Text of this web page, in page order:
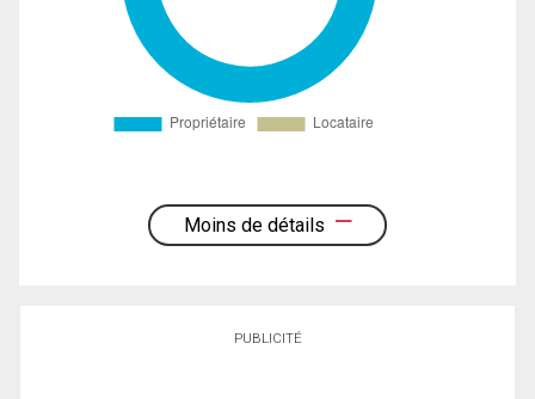
Moins de détails
PUBLICITÉ